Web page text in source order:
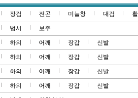
장검 전곤 미늘창 대검 활
법서 보주
하의 어깨 장갑 신발
하의 어깨 장갑 신발
하의 어깨 장갑 신발
하의 어깨 장갑 신발